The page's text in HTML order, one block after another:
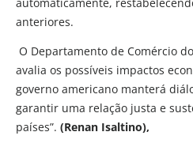
anteriores.
O Departamento de Comércio
avalia os possíveis impactos
governo americano manterá
garantir uma relação justa e
países”. (Renan Isaltino),